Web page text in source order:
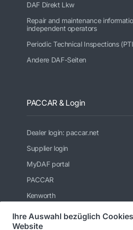
DAF Direkt Lkw
Repair and maintenance
independent operators
Periodic Technical Inspections
Andere DAF-Seiten
PACCAR & Login
Dealer login: paccar.net
Supplier login
MyDAF portal
PACCAR
Kenworth
Leyland Trucks Ltd
Ihre Auswahl bezüglich
Website